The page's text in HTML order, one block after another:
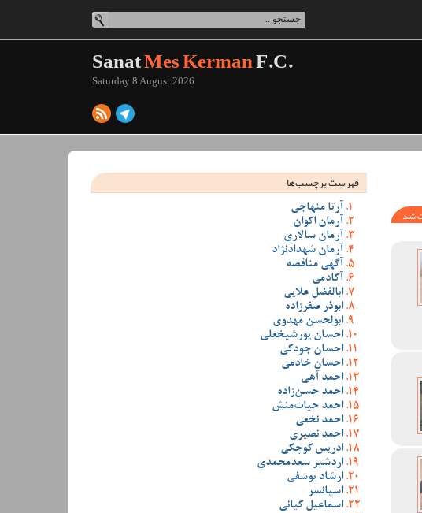
SanatMes KermanF.C.
Saturday 8 August 2026
فهرست برچسب‌ها
آرتا منهاجی
آرمان اکوان
آرمان سالاری
آرمان شهدادنژاد
آگهی مناقصه
آکادمی
ابالفضل علایی
ابوذر صفرزاده
ابولحسن مهدوی
احسان پورشیخعلی
احسان جودکی
احسان خادمی
احمد آهی
احمد حسن‌زاده
احمد حیات‌منش
احمد نخعی
احمد نصیری
ادریس کوچکی
اردشیر سعدمحمدی
ارشاد یوسفی
اسپانسر
اسماعیل کیانی